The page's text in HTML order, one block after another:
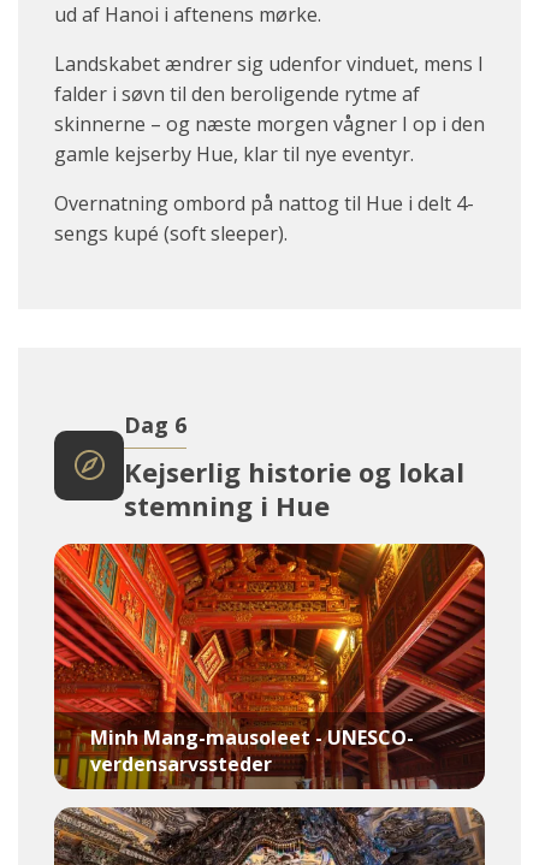
ud af Hanoi i aftenens mørke.
Landskabet ændrer sig udenfor vinduet, mens I
falder i søvn til den beroligende rytme af
skinnerne – og næste morgen vågner I op i den
gamle kejserby Hue, klar til nye eventyr.
Overnatning ombord på nattog til Hue i delt 4-
sengs kupé (soft sleeper).
Dag 6
Kejserlig historie og lokal
stemning i Hue
Minh Mang-mausoleet - UNESCO-
verdensarvssteder